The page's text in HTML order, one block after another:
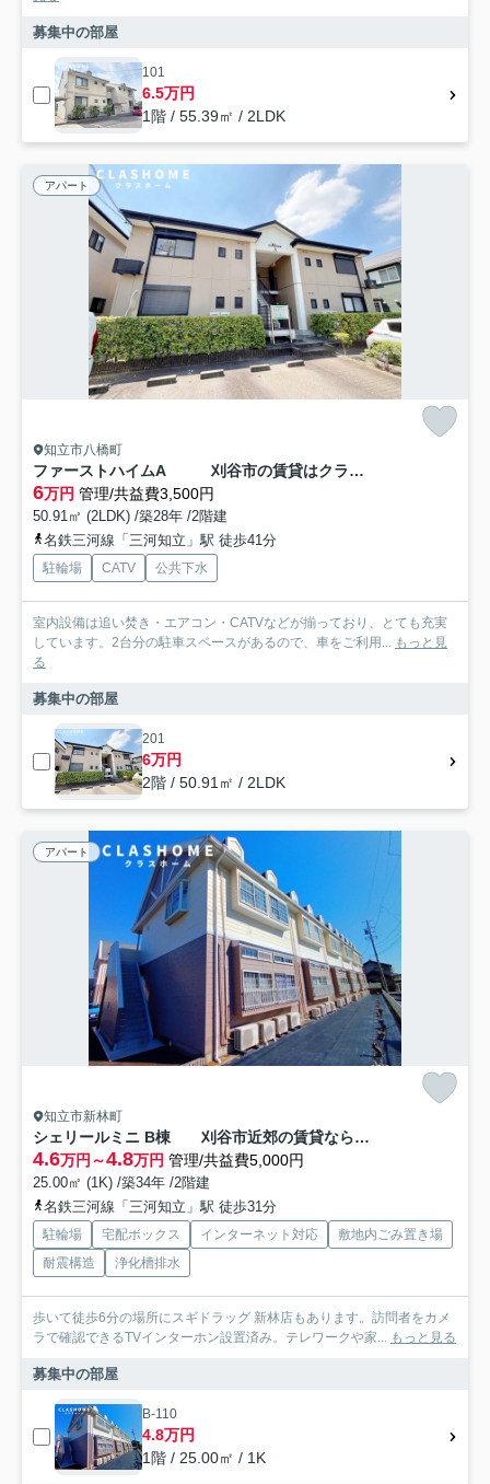
募集中の部屋
101
6.5万円
1階 / 55.39㎡ / 2LDK
アパート
知立市八橋町
ファーストハイムA 刈谷市の賃貸はクラスホーム刈谷店
6万円 管理/共益費3,500円
50.91㎡ (2LDK) /築28年 /2階建
名鉄三河線「三河知立」駅 徒歩41分
駐輪場 CATV 公共下水
室内設備は追い焚き・エアコン・CATVなどが揃っており、とても充実
しています。2台分の駐車スペースがあるので、車をご利用... もっと見
る
募集中の部屋
201
6万円
2階 / 50.91㎡ / 2LDK
アパート
知立市新林町
シェリールミニ B棟 刈谷市近郊の賃貸ならクラスホーム刈谷店
4.6万円～4.8万円 管理/共益費5,000円
25.00㎡ (1K) /築34年 /2階建
名鉄三河線「三河知立」駅 徒歩31分
駐輪場 宅配ボックス インターネット対応
敷地内ごみ置き場
耐震構造
浄化槽排水
歩いて徒歩6分の場所にスギドラッグ 新林店もあります。訪問者をカメ
ラで確認できるTVインターホン設置済み。テレワークや家... もっと見る
募集中の部屋
B-110
4.8万円
1階 / 25.00㎡ / 1K